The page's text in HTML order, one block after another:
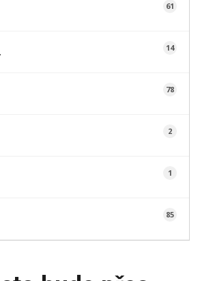
61
14
78
2
1
85